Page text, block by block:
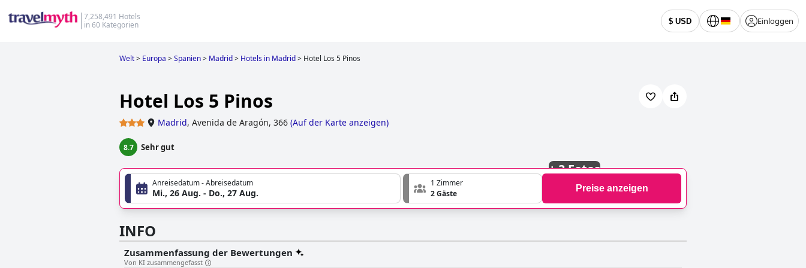
7,258,491 Hotels
in 60 Kategorien
$ USD Einloggen
Welt> Europa >Spanien> Madrid> Hotels in Madrid> Hotel Los 5 Pinos
Hotel Los 5 Pinos
Madrid, Avenida de Aragón, 366 (Auf der Karte anzeigen)
8.7 Sehr gut
+3 Fotos
Anreisedatum - Abreisedatum
Mi., 26 Aug. - Do., 27 Aug.
1 Zimmer
2 Gäste
Preise anzeigen
INFO
Zusammenfassung der Bewertungen
Von KI zusammengefasst